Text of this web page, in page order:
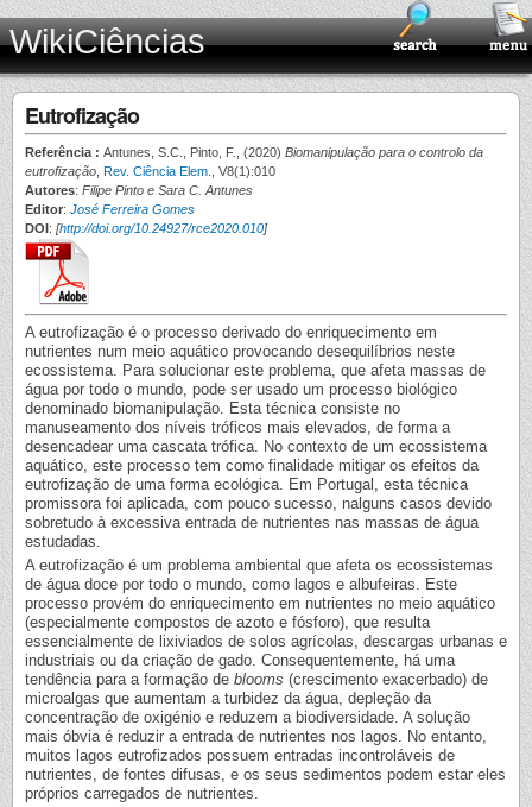
WikiCiências
Eutrofização
Referência : Antunes, S.C., Pinto, F., (2020) Biomanipulação para o controlo da
eutrofização Rev. Ciência Elem.
, V8(1):010
Autores: Filipe Pinto e Sara C. Antunes
Editor: José Ferreira Gomes
DOI: [http://doi.org/10.24927/rce2020.010]
A eutrofização é o processo derivado do enriquecimento em
nutrientes num meio aquático provocando desequilíbrios neste
ecossistema. Para solucionar este problema, que afeta massas de
água por todo o mundo, pode ser usado um processo biológico
denominado biomanipulação. Esta técnica consiste no
manuseamento dos níveis tróficos mais elevados, de forma a
desencadear uma cascata trófica. No contexto de um ecossistema
aquático, este processo tem como finalidade mitigar os efeitos da
eutrofização de uma forma ecológica. Em Portugal, esta técnica
promissora foi aplicada, com pouco sucesso, nalguns casos devido
sobretudo à excessiva entrada de nutrientes nas massas de água
estudadas.
A eutrofização é um problema ambiental que afeta os ecossistemas
de água doce por todo o mundo, como lagos e albufeiras. Este
processo provém do enriquecimento em nutrientes no meio aquático
(especialmente compostos de azoto e fósforo), que resulta
essencialmente de lixiviados de solos agrícolas, descargas urbanas e
industriais ou da criação de gado. Consequentemente, há uma
tendência para a formação de blooms (crescimento exacerbado) de
microalgas que aumentam a turbidez da água, depleção da
concentração de oxigénio e reduzem a biodiversidade. A solução
mais óbvia é reduzir a entrada de nutrientes nos lagos. No entanto,
muitos lagos eutrofizados possuem entradas incontroláveis de
nutrientes, de fontes difusas, e os seus sedimentos podem estar eles
próprios carregados de nutrientes.